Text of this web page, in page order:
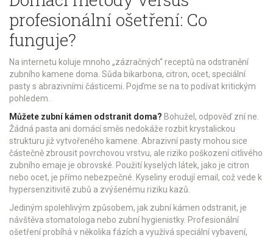
profesionální ošetření: Co
funguje?
Na internetu koluje mnoho „zázračných“ receptů na odstranění
zubního kamene doma. Sůda bikarbona, citron, ocet, speciální
pasty s abrazivními částicemi. Pojďme se na to podívat kritickým
pohledem.
Můžete zubní kámen odstranit doma? Bohužel, odpověď zní ne.
Žádná pasta ani domácí směs nedokáže rozbit krystalickou
strukturu již vytvořeného kamene. Abrazivní pasty mohou sice
částečně zbrousit povrchovou vrstvu, ale riziko poškození citlivého
zubního emaje je obrovské. Použití kyselých látek, jako je citron
nebo ocet, je přímo nebezpečné. Kyseliny erodují email, což vede k
hypersenzitivitě zubů a zvýšenému riziku kazů.
Jediným spolehlivým způsobem, jak zubní kámen odstranit, je
návštěva stomatologa nebo zubní hygienistky. Profesionální
ošetření probíhá v několika fázích a využívá speciální vybavení,